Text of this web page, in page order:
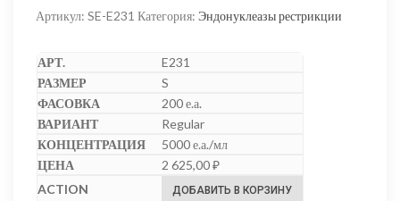
Артикул: SE-E231 Категория: Эндонуклеазы рестрикции
E231
S
200 е.а.
Regular
5000 е.а./мл
2 625,00₽
ДОБАВИТЬ В КОРЗИНУ